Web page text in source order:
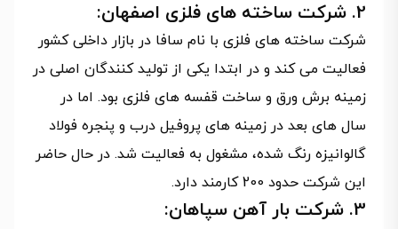
2. شرکت ساخته های فلزی اصفهان:
شرکت ساخته های فلزی با نام سافا در بازار داخلی کشور
فعالیت می کند و در ابتدا یکی از تولید کنندگان اصلی در
زمینه برش ورق و ساخت قفسه های فلزی بود. اما در
سال های بعد در زمینه های پروفیل درب و پنجره فولاد
گالوانیزه رنگ شده، مشغول به فعالیت شد. در حال حاضر
این شرکت حدود 200 کارمند دارد.
3. شرکت بار آهن سپاهان: